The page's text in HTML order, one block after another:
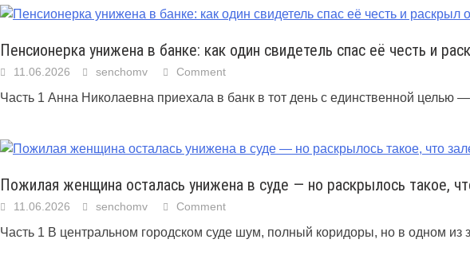
Пенсионерка унижена в банке: как один свидетель спас её честь и
11.06.2026 senchomv Comment
Часть 1 Анна Николаевна приехала в банк в тот день с единственной
Пожилая женщина осталась унижена в суде — но раскрылось такое,
11.06.2026 senchomv Comment
Часть 1 В центральном городском суде шум, полный коридоры, но в одном из